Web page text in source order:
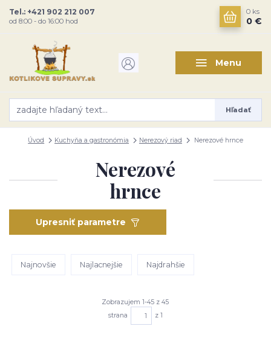
Menu
Hľadať
Tel.: +421 902 212 007
od 8:00 - do 16:00 hod
0 ks
0 €
Úvod Kuchyňa a gastronómia Nerezový riad Nerezové hrnce
Nerezové
hrnce
Upresniť parametre
Najnovšie Najlacnejšie Najdrahšie
Zobrazujem 1-45 z 45
strana
z 1